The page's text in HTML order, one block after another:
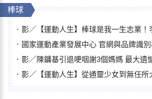
棒球
影／【運動人生】棒球是我一生志業！李文傳回嘉義
國家運動產業發展中心 官網與品牌識
影／陳鏞基引退哽咽謝3個媽媽 最大遺
影／【運動人生】從通靈少女到無任所大使 劉柏君女